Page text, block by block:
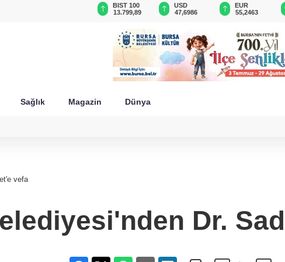
BIST 100
13.799,89
USD
47,6986
EUR
55,2463
Sağlık Magazin Dünya
vefa
Dr.